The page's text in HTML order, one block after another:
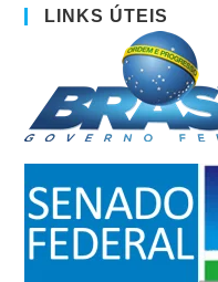
LINKS ÚTEIS